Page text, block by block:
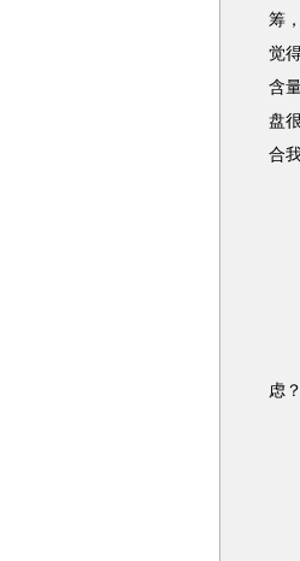
筹
觉
含
盘
合
主
主
虑？
网
主